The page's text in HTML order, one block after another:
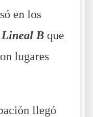
en los
Lineal B que
lugares
llegó